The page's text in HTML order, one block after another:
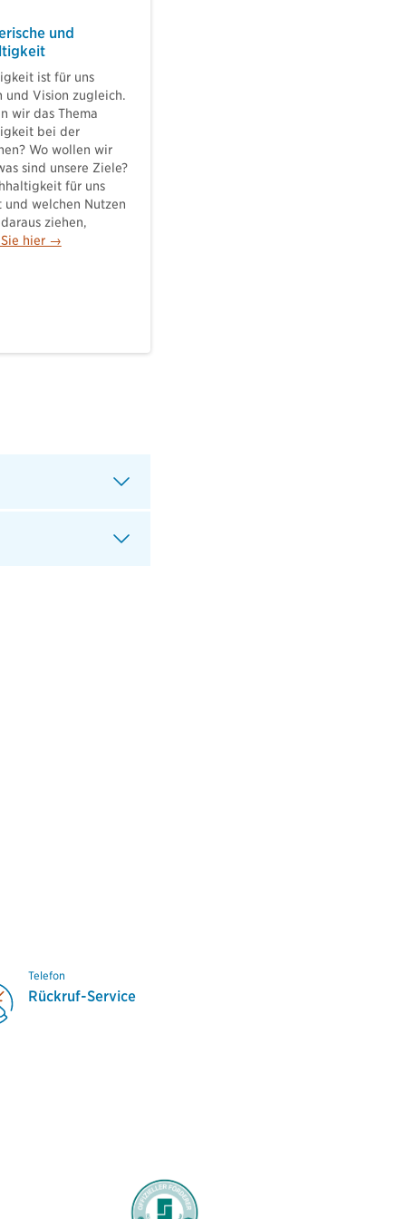
und
ist für uns
und Vision zugleich.
wir das Thema
bei der
Wo wollen wir
sind unsere Ziele?
für uns
und welchen Nutzen
ziehen,
hier →
Telefon
Rückruf-Service